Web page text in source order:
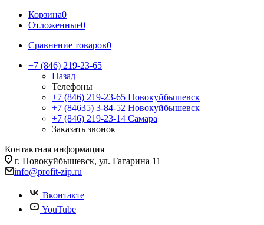
Корзина0
Отложенные0
Сравнение товаров0
+7 (846) 219-23-65
Назад
Телефоны
+7 (846) 219-23-65 Новокуйбышевск
+7 (84635) 3-84-52 Новокуйбышевск
+7 (846) 219-23-14 Самара
Заказать звонок
Контактная информация
г. Новокуйбышевск, ул. Гагарина 11
info@profit-zip.ru
Вконтакте
YouTube